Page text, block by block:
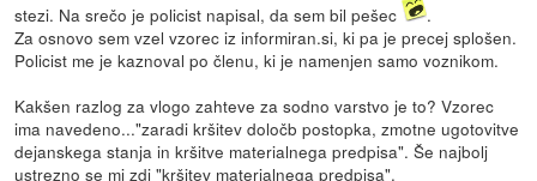
stezi. Na srečo je policist napisal, da sem bil pešec
.
Za osnovo sem vzel vzorec iz informiran.si, ki pa je precej splošen.
Policist me je kaznoval po členu, ki je namenjen samo voznikom.
Kakšen razlog za vlogo zahteve za sodno varstvo je to? Vzorec
ima navedeno..."zaradi kršitev določb postopka, zmotne ugotovitve
dejanskega stanja in kršitve materialnega predpisa". Še najbolj
ustrezno se mi zdi "kršitev materialnega predpisa".